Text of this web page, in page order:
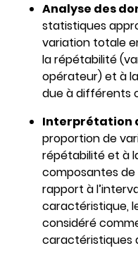
Analyse des
statistiques
variation totale
la répétabilité
opérateur) et à
due à différents
Interprétation
proportion de
répétabilité et à
composantes
rapport à
caractéristique,
considéré
caractéristiques